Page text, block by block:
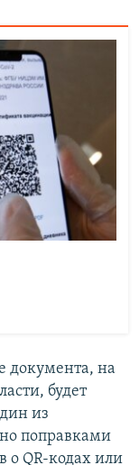
документа, на
будет
из
поправками
о QR-кодах или